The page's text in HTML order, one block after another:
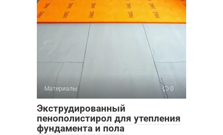
Материалы 0
Экструдированный
пенополистирол для утепления
фундамента и пола